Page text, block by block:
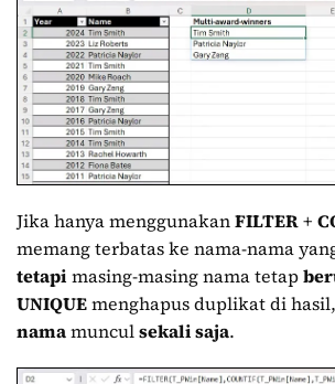
Jika hanya menggunakanFILTER+
memang terbatas ke nama-nama
tetapi masing-masing nama tetap
UNIQUEmenghapus duplikat di
namamunculsekali saja.